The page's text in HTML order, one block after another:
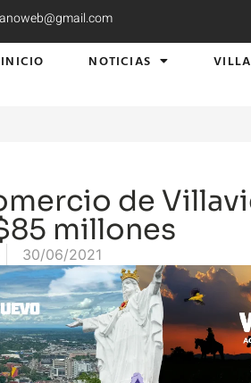
INICIO NOTICIAS
de
millones
30/06/2021